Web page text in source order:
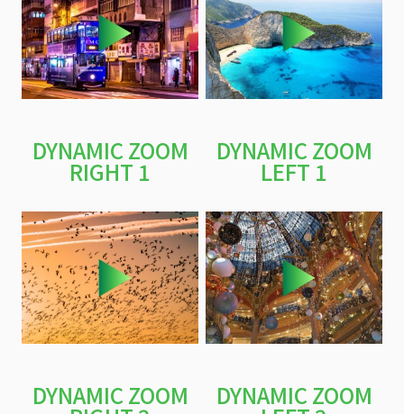
DYNAMIC ZOOM
RIGHT 1
DYNAMIC ZOOM
LEFT 1
DYNAMIC ZOOM DYNAMIC ZOOM